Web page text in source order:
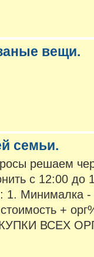
вещи.
семьи.
решаем
с 12:00 до
1. Минималка
+
ВСЕХ